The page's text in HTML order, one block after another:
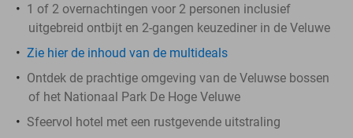
1 of 2 overnachtingen voor 2 personen inclusief
uitgebreid ontbijt en 2-gangen keuzediner in de Veluwe
Zie hier de inhoud van de multideals
Ontdek de prachtige omgeving van de Veluwse bossen
of het Nationaal Park De Hoge Veluwe
Sfeervol hotel met een rustgevende uitstraling